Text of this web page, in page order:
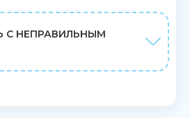
НЕПРАВИЛЬНЫМ